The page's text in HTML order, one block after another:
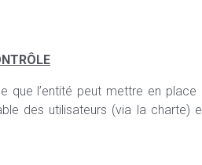
que l’entité peut mettre en place
des utilisateurs (via la charte)